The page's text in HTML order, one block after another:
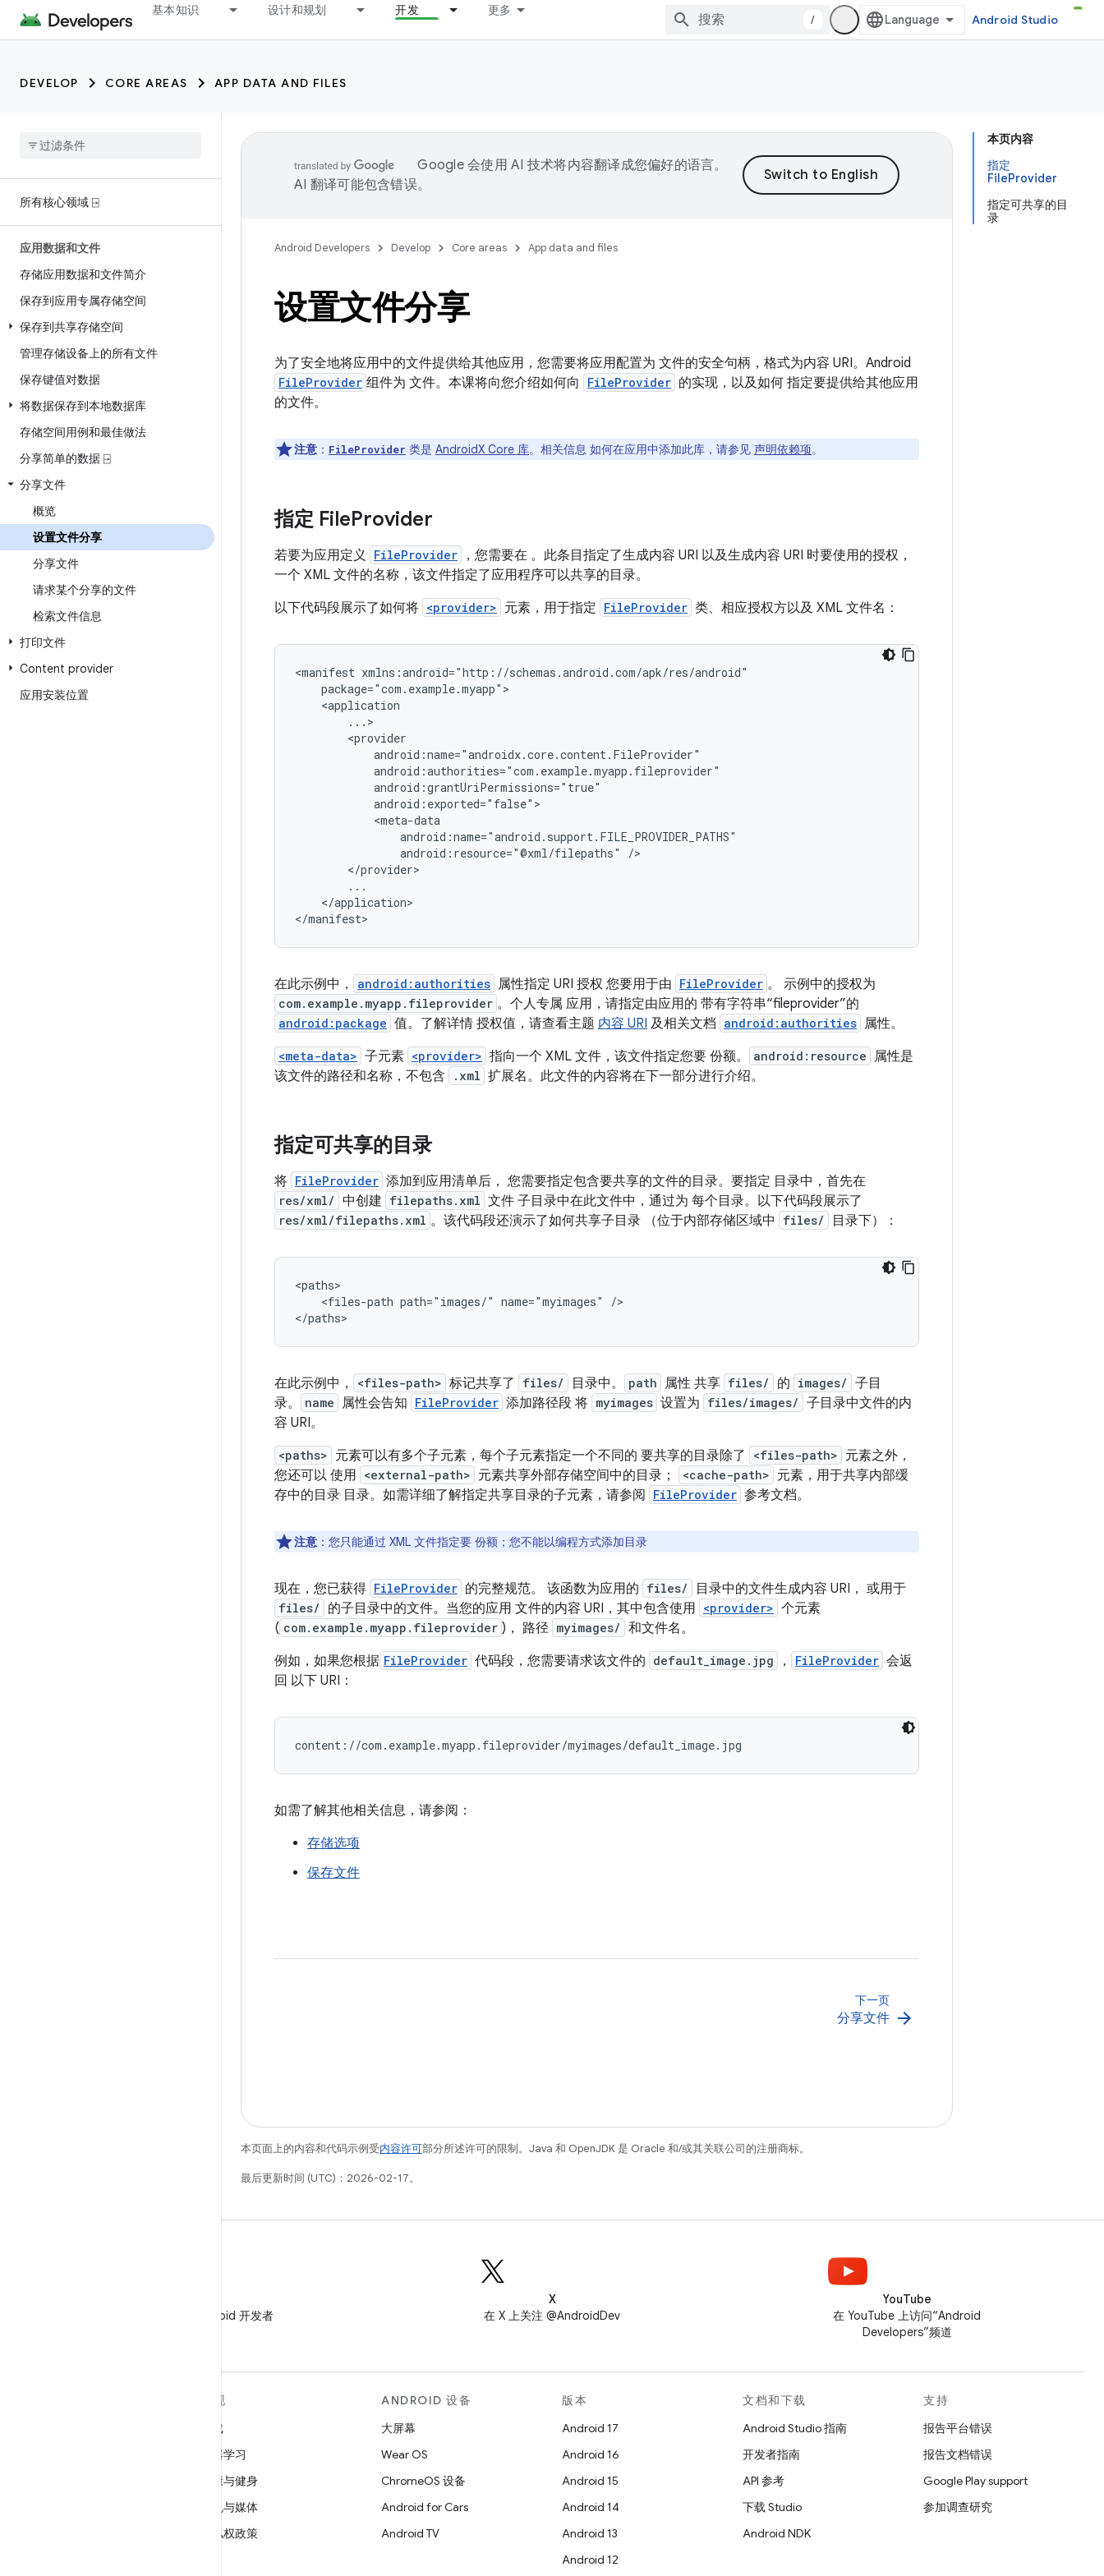
基本知识 设计和规划 开发 更多
/ Android Studio
DEVELOP CORE AREAS APP DATA AND FILES
所有核心领域 ⍈
应用数据和文件
存储应用数据和文件简介
保存到应用专属存储空间
保存到共享存储空间
管理存储设备上的所有文件
保存键值对数据
将数据保存到本地数据库
存储空间用例和最佳做法
分享简单的数据 ⍈
分享文件
概览
设置文件分享
分享文件
请求某个分享的文件
检索文件信息
打印文件
Content provider
应用安装位置
本页内容
指定
FileProvider
指定可共享的目
录
Google 会使用 AI 技术将内容翻译成您偏好的语言。
AI 翻译可能包含错误。
Android Developers Develop Core areas App data and files
设置文件分享
为了安全地将应用中的文件提供给其他应用，您需要将应用配置为 文件的安全句柄，格式为内容 URI。Android
FileProvider 组件为 文件。本课将向您介绍如何向 FileProvider 的实现，以及如何 指定要提供给其他应用
的文件。
注意 ： FileProvider 类是 AndroidX Core 库。相关信息 如何在应用中添加此库，请参见 声明依赖项。
指定 FileProvider
若要为应用定义 FileProvider
，您需要在 。此条目指定了生成内容 URI 以及生成内容 URI 时要使用的授权，
一个 XML 文件的名称，该文件指定了应用程序可以共享的目录。
以下代码段展示了如何将 <provider> 元素，用于指定 FileProvider 类、相应授权方以及 XML 文件名：
<manifest
android:resource="@xml/filepaths"
</application>
</manifest>
在此示例中， android:authorities 属性指定 URI 授权 您要用于由 FileProvider 。 示例中的授权为
com.example.myapp.fileprovider 。个人专属 应用，请指定由应用的 带有字符串“fileprovider”的
android:package 值。了解详情 授权值，请查看主题 内容 URI 及相关文档 android:authorities 属性。
<meta-data> 子元素 <provider> 指向一个 XML 文件，该文件指定您要 份额。 android:resource 属性是
该文件的路径和名称，不包含
.xml 扩展名。此文件的内容将在下一部分进行介绍。
指定可共享的目录
将 FileProvider 添加到应用清单后， 您需要指定包含要共享的文件的目录。要指定 目录中，首先在
res/xml/ 中创建 filepaths.xml 文件 子目录中在此文件中，通过为 每个目录。以下代码段展示了
res/xml/filepaths.xml 。该代码段还演示了如何共享子目录 （位于内部存储区域中 files/ 目录下）：
<files-path path="images/" name="myimages"
/>
</paths>
在此示例中， <files-path> 标记共享了 files/ 目录中。 path 属性 共享 files/ 的 images/ 子目
录。
name 属性会告知 FileProvider 添加路径段 将 myimages 设置为 files/images/ 子目录中文件的内
容 URI。
<paths> 元素可以有多个子元素，每个子元素指定一个不同的 要共享的目录除了 <files-path> 元素之外，
您还可以 使用 <external-path> 元素共享外部存储空间中的目录； <cache-path> 元素，用于共享内部缓
存中的目录 目录。如需详细了解指定共享目录的子元素，请参阅
FileProvider 参考文档。
注意 ：您只能通过 XML 文件指定要 份额；您不能以编程方式添加目录
现在，您已获得 FileProvider 的完整规范。 该函数为应用的 files/ 目录中的文件生成内容 URI， 或用于
files/ 的子目录中的文件。当您的应用 文件的内容 URI，其中包含使用 <provider> 个元素
( com.example.myapp.fileprovider )， 路径 myimages/ 和文件名。
例如，如果您根据 FileProvider 代码段，您需要请求该文件的 default_image.jpg ， FileProvider 会返
回 以下 URI：
content://com.example.myapp.fileprovider/myimages/default_image.jpg
如需了解其他相关信息，请参阅：
存储选项
保存文件
下一页
分享文件 arrow_forward
本页面上的内容和代码示例受内容许可部分所述许可的限制。Java 和 OpenJDK 是 Oracle 和/或其关联公司的注册商标。
最后更新时间 (UTC)：2026-02-17。
在微信中关注 Android 开发者
X
在 X 上关注 @AndroidDev
YouTube
在 YouTube 上访问“Android
Developers”频道
发现
游戏
机器学习
健康与健身
相机与媒体
隐私权政策
ANDROID 设备
大屏幕
Wear OS
ChromeOS 设备
Android for Cars
Android TV
版本
Android 17
Android 16
Android 15
Android 14
Android 13
Android 12
文档和下载
Android Studio 指南
开发者指南
API 参考
下载 Studio
Android NDK
支持
报告平台错误
报告文档错误
Google Play support
参加调查研究